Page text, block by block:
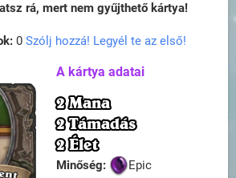
rá, mert nem gyűjthető kártya!
0 Szólj hozzá! Legyél te az első!
A kártya adatai
2 Mana
2 Támadás
2 Élet
Minőség:
Epic